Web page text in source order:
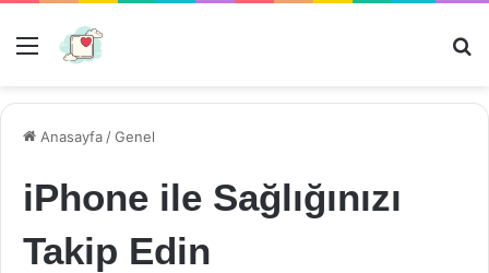
Menü
Anasayfa /Genel
iPhone ile Sağlığınızı
Takip Edin